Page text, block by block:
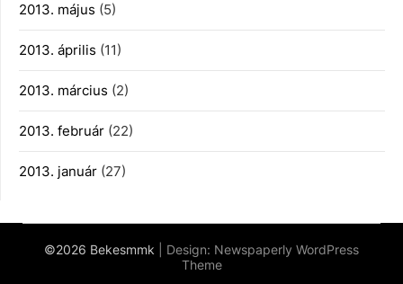
2013. május (5)
2013. április (11)
2013. március (2)
2013. február (22)
2013. január (27)
©2026 Bekesmmk | Design: Newspaperly WordPress
Theme